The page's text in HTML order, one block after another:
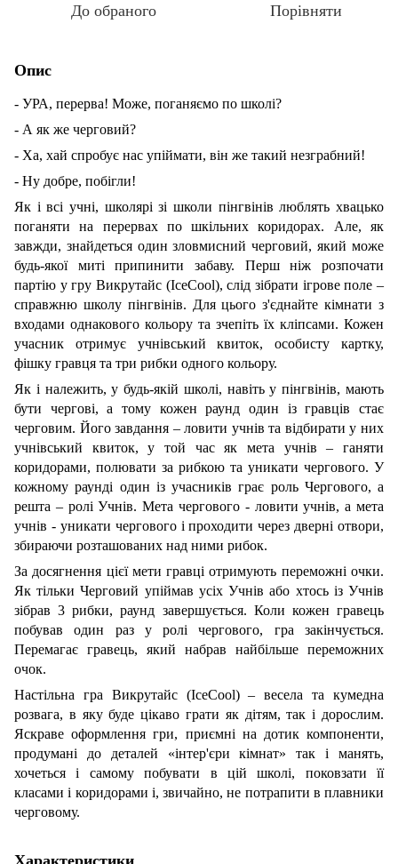
До обраного Порівняти
Опис
- УРА, перерва! Може, поганяємо по школі?
- А як же черговий?
- Ха, хай спробує нас упіймати, він же такий незграбний!
- Ну добре, побігли!
Як і всі учні, школярі зі школи пінгвінів люблять хвацько
поганяти на перервах по шкільних коридорах. Але, як
завжди, знайдеться один зловмисний черговий, який може
будь-якої миті припинити забаву. Перш ніж розпочати
партію у гру Викрутайс (IceCool), слід зібрати ігрове поле –
справжню школу пінгвінів. Для цього з'єднайте кімнати з
входами однакового кольору та зчепіть їх кліпсами. Кожен
учасник отримує учнівський квиток, особисту картку,
фішку гравця та три рибки одного кольору.
Як і належить, у будь-якій школі, навіть у пінгвінів, мають
бути чергові, а тому кожен раунд один із гравців стає
черговим. Його завдання – ловити учнів та відбирати у них
учнівський квиток, у той час як мета учнів – ганяти
коридорами, полювати за рибкою та уникати чергового. У
кожному раунді один із учасників грає роль Чергового, а
решта – ролі Учнів. Мета чергового - ловити учнів, а мета
учнів - уникати чергового і проходити через дверні отвори,
збираючи розташованих над ними рибок.
За досягнення цієї мети гравці отримують переможні очки.
Як тільки Черговий упіймав усіх Учнів або хтось із Учнів
зібрав 3 рибки, раунд завершується. Коли кожен гравець
побував один раз у ролі чергового, гра закінчується.
Перемагає гравець, який набрав найбільше переможних
очок.
Настільна гра Викрутайс (IceCool) – весела та кумедна
розвага, в яку буде цікаво грати як дітям, так і дорослим.
Яскраве оформлення гри, приємні на дотик компоненти,
продумані до деталей «інтер'єри кімнат» так і манять,
хочеться і самому побувати в цій школі, поковзати її
класами і коридорами і, звичайно, не потрапити в плавники
черговому.
Характеристики